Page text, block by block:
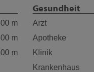
m
m
m
Gesundheit
Arzt
Apotheke
Klinik
Krankenhaus